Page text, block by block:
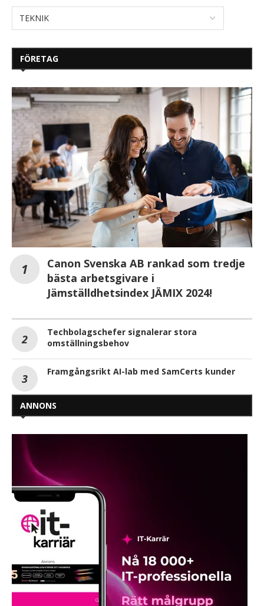
FÖRETAG
Canon Svenska AB rankad som tredje
bästa arbetsgivare i
Jämställdhetsindex JÄMIX 2024!
Techbolagschefer signalerar stora
omställningsbehov
Framgångsrikt AI-lab med SamCerts kunder
ANNONS